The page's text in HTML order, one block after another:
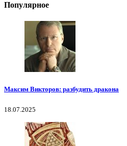
Популярное
Максим Викторов: разбудить дракона
18.07.2025